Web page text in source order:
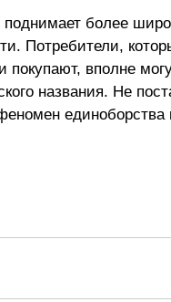
более
Потребители,
покупают, вполне
названия. Не
единоборства